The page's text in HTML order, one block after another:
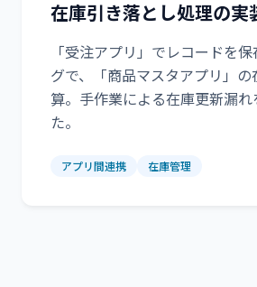
在庫引き落とし処理の実
「受注アプリ」でレコードを
グで、「商品マスタアプリ」
算。手作業による在庫更新漏
た。
アプリ間連携 在庫管理